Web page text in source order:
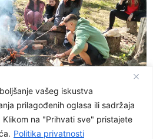
vašeg iskustva
prilagođenih oglasa ili sadržaja
na "Prihvati sve" pristajete
Politika privatnosti